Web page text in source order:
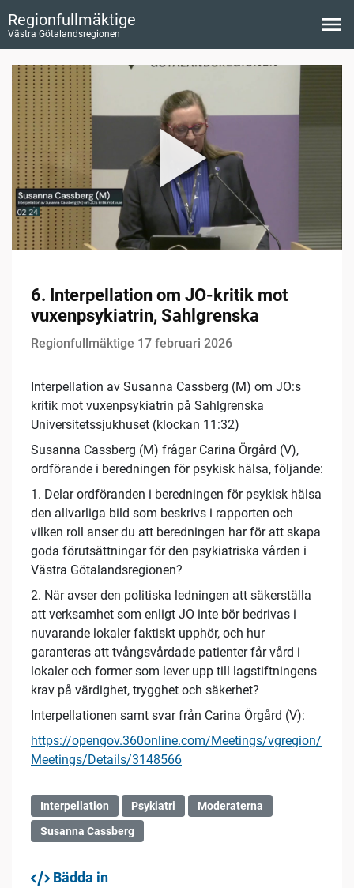
Regionfullmäktige
Västra Götalandsregionen
6. Interpellation om JO-kritik mot
vuxenpsykiatrin, Sahlgrenska
Regionfullmäktige 17 februari 2026
Interpellation av Susanna Cassberg (M) om JO:s
kritik mot vuxenpsykiatrin på Sahlgrenska
Universitetssjukhuset (klockan 11:32)
Susanna Cassberg (M) frågar Carina Örgård (V),
ordförande i beredningen för psykisk hälsa, följande:
1. Delar ordföranden i beredningen för psykisk hälsa
den allvarliga bild som beskrivs i rapporten och
vilken roll anser du att beredningen har för att skapa
goda förutsättningar för den psykiatriska vården i
Västra Götalandsregionen?
2. När avser den politiska ledningen att säkerställa
att verksamhet som enligt JO inte bör bedrivas i
nuvarande lokaler faktiskt upphör, och hur
garanteras att tvångsvårdade patienter får vård i
lokaler och former som lever upp till lagstiftningens
krav på värdighet, trygghet och säkerhet?
Interpellationen samt svar från Carina Örgård (V):
https://opengov.360online.com/Meetings/vgregion/
Meetings/Details/3148566
Interpellation Psykiatri
Moderaterna
Susanna Cassberg
Bädda in